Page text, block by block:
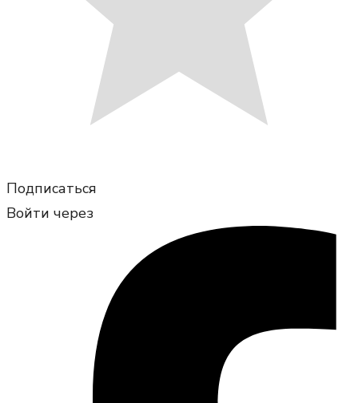
Подписаться
Войти через